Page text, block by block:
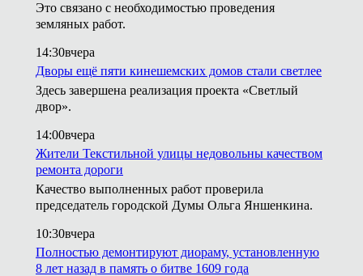
Это связано с необходимостью проведения
земляных работ.
14:30вчера
Дворы ещё пяти кинешемских домов стали светлее
Здесь завершена реализация проекта «Светлый
двор».
14:00вчера
Жители Текстильной улицы недовольны качеством
ремонта дороги
Качество выполненных работ проверила
председатель городской Думы Ольга Яншенкина.
10:30вчера
Полностью демонтируют диораму, установленную
8 лет назад в память о битве 1609 года